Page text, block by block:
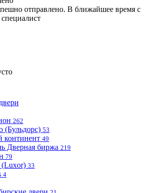
отправлено. В ближайшее время с
262
(Бульдорс) 53
континент 49
Дверная биржа 219
79
33
4